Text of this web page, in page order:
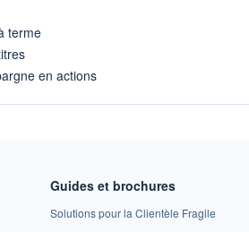
terme
en actions
Guides et brochures
Solutions pour la Clientèle Fragile